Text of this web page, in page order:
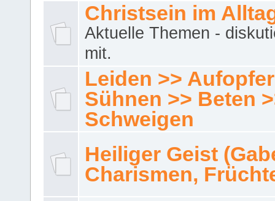
Christsein im
Aktuelle Themen -
mit.
Leiden >>
Sühnen >> Beten
Schweigen
Heiliger Geist
Charismen,